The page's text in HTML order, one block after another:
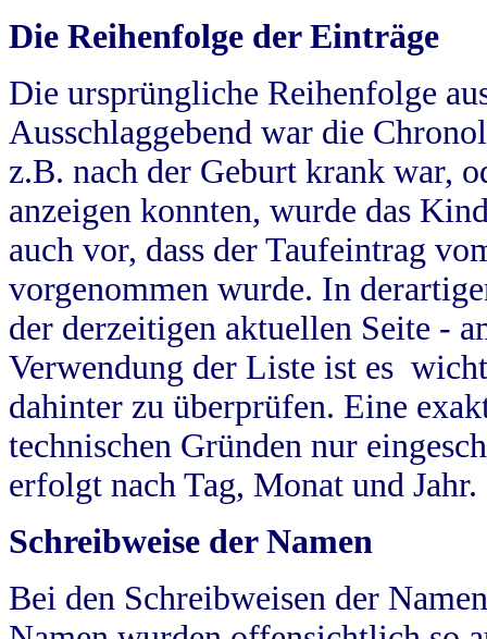
Die Reihenfolge der Einträge
Die ursprüngliche Reihenfolge
Ausschlaggebend war die
z.B. nach der Geburt krank war,
anzeigen konnten, wurde das
auch vor, dass der Taufeintrag
vorgenommen wurde. In
der derzeitigen aktuellen Seite -
Verwendung der Liste ist es
dahinter zu überprüfen. Eine
technischen Gründen nur
erfolgt nach Tag, Monat und Jahr.
Schreibweise der Namen
Bei den Schreibweisen der